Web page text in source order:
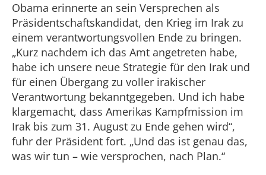
Obama erinnerte an sein Versprechen als
Präsidentschaftskandidat, den Krieg im Irak zu
einem verantwortungsvollen Ende zu bringen.
„Kurz nachdem ich das Amt angetreten habe,
habe ich unsere neue Strategie für den Irak und
für einen Übergang zu voller irakischer
Verantwortung bekanntgegeben. Und ich habe
klargemacht, dass Amerikas Kampfmission im
Irak bis zum 31. August zu Ende gehen wird“,
fuhr der Präsident fort. „Und das ist genau das,
was wir tun – wie versprochen, nach Plan.“